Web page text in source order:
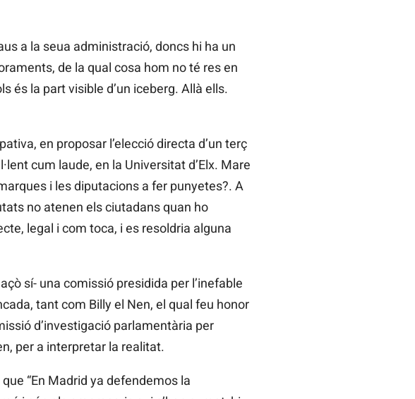
a la seua administració, doncs hi ha un
de la qual cosa hom no té res en
és la part visible d’un iceberg. Allà ells.
en proposar l’elecció directa d’un terç
cum laude, en la Universitat d’Elx. Mare
i les diputacions a fer punyetes?. A
no atenen els ciutadans quan ho
legal i com toca, i es resoldria alguna
sí- una comissió presidida per l’inefable
tant com Billy el Nen, el qual feu honor
d’investigació parlamentària per
per a interpretar la realitat.
“En Madrid ya defendemos la